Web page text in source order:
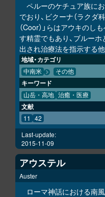
ペルーのケチュア族に
でおり、ビクーナ（ラクダ
（Coor）」らはアウキの
す精霊でもあり、ブルー
出され治療法を指示する他
地域・カテゴリ
中南米 その他
キーワード
山岳・高地 治癒・医療
文献
11 42
Last-update:
2015-11-09
アウステル
Auster
ローマ神話における南